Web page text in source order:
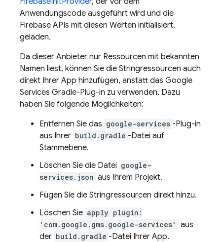
Anwendungscode ausgeführt wird und die
Firebase APIs mit diesen Werten initialisiert,
geladen.
Da dieser Anbieter nur Ressourcen mit bekannten
Namen liest, können Sie die Stringressourcen auch
direkt Ihrer App hinzufügen, anstatt das Google
Services Gradle-Plug-in zu verwenden. Dazu
haben Sie folgende Möglichkeiten:
Entfernen Sie das google-services -Plug-in
aus Ihrer build.gradle -Datei auf
Stammebene.
Löschen Sie die Datei google-
services.json aus Ihrem Projekt.
Fügen Sie die Stringressourcen direkt hinzu.
Löschen Sie apply plugin:
'com.google.gms.google-services'
aus
der build.gradle -Datei Ihrer App.